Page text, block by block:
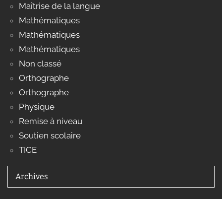
Maîtrise de la langue
Mathématiques
Mathématiques
Mathématiques
Non classé
Orthographe
Orthographe
Physique
Remise à niveau
Soutien scolaire
TICE
Archives